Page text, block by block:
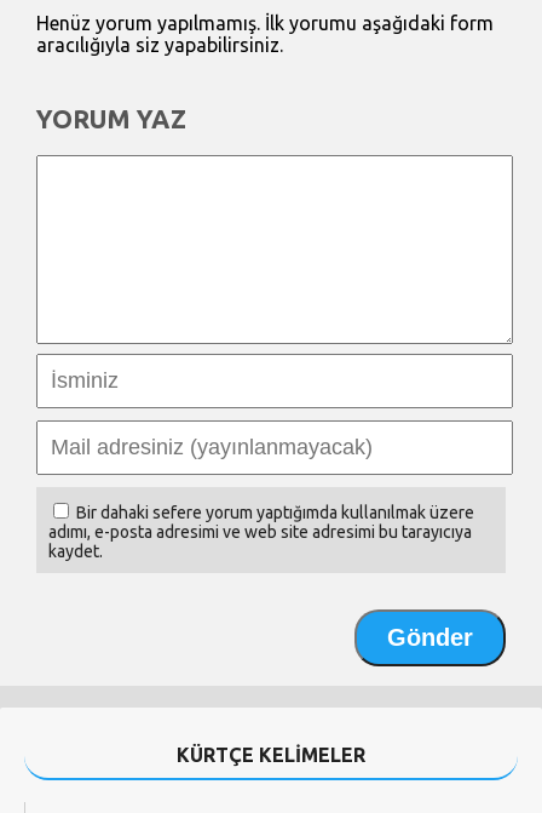
Henüz yorum yapılmamış. İlk yorumu aşağıdaki form
aracılığıyla siz yapabilirsiniz.
YORUM YAZ
Bir dahaki sefere yorum yaptığımda kullanılmak üzere
adımı, e-posta adresimi ve web site adresimi bu tarayıcıya
kaydet.
KÜRTÇE KELİMELER